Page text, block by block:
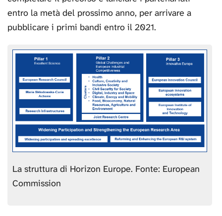
entro la metà del prossimo anno, per arrivare a
pubblicare i primi bandi entro il 2021.
La struttura di Horizon Europe. Fonte: European
Commission